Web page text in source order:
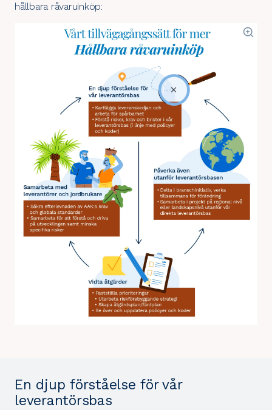
hållbara råvaruinköp:
En djup förståelse för vår
leverantörsbas